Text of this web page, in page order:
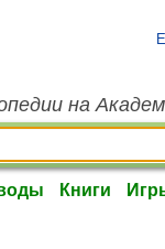
на
Книги